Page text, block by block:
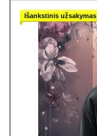
Išankstinis užsakymas